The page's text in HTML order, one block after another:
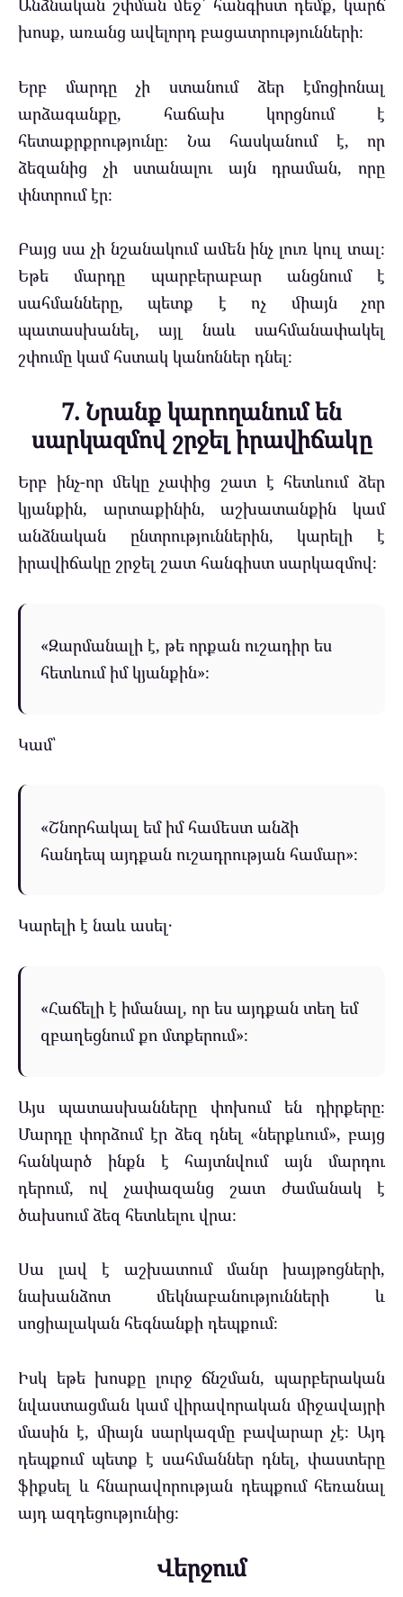
Անձնական շփման մեջ՝ հանգիստ դեմք, կարճ
խոսք, առանց ավելորդ բացատրությունների։
Երբ մարդը չի ստանում ձեր էմոցիոնալ
արձագանքը, հաճախ կորցնում է
հետաքրքրությունը։ Նա հասկանում է, որ
ձեզանից չի ստանալու այն դրաման, որը
փնտրում էր։
Բայց սա չի նշանակում ամեն ինչ լուռ կուլ տալ։
Եթե մարդը պարբերաբար անցնում է
սահմանները, պետք է ոչ միայն չոր
պատասխանել, այլ նաև սահմանափակել
շփումը կամ հստակ կանոններ դնել։
7. Նրանք կարողանում են
սարկազմով շրջել իրավիճակը
Երբ ինչ-որ մեկը չափից շատ է հետևում ձեր
կյանքին, արտաքինին, աշխատանքին կամ
անձնական ընտրություններին, կարելի է
իրավիճակը շրջել շատ հանգիստ սարկազմով։
«Զարմանալի է, թե որքան ուշադիր ես
հետևում իմ կյանքին»։
Կամ՝
«Շնորհակալ եմ իմ համեստ անձի
հանդեպ այդքան ուշադրության համար»։
Կարելի է նաև ասել․
«Հաճելի է իմանալ, որ ես այդքան տեղ եմ
զբաղեցնում քո մտքերում»։
Այս պատասխանները փոխում են դիրքերը։
Մարդը փորձում էր ձեզ դնել «ներքևում», բայց
հանկարծ ինքն է հայտնվում այն մարդու
դերում, ով չափազանց շատ ժամանակ է
ծախսում ձեզ հետևելու վրա։
Սա լավ է աշխատում մանր խայթոցների,
նախանձոտ մեկնաբանությունների և
սոցիալական հեգնանքի դեպքում։
Իսկ եթե խոսքը լուրջ ճնշման, պարբերական
նվաստացման կամ վիրավորական միջավայրի
մասին է, միայն սարկազմը բավարար չէ։ Այդ
դեպքում պետք է սահմաններ դնել, փաստերը
ֆիքսել և հնարավորության դեպքում հեռանալ
այդ ազդեցությունից։
Վերջում